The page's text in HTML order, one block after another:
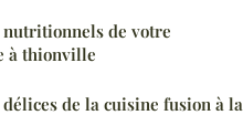
nutritionnels de votre
à thionville
de la cuisine fusion à la